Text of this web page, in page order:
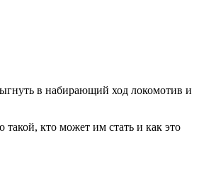
в набирающий ход локомотив и
кто может им стать и как это